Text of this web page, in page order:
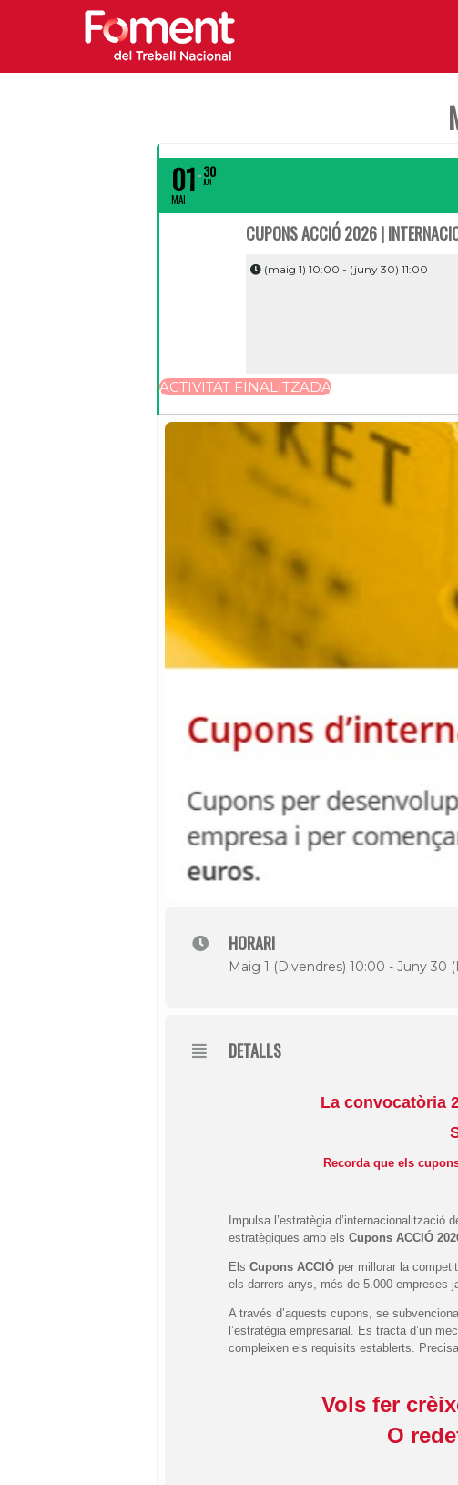
01
MAI
30
JUN
CUPONS ACCIÓ 2026 |
(maig 1) 10:00 - (juny 30) 11:00
ACTIVITAT FINALITZADA
HORARI
Maig 1 (Divendres) 10:00 - Juny 30
DETALLS
La convocatòria
Recorda que els
Impulsa l’estratègia
estratègiques amb els Cupons ACCIÓ
Els Cupons ACCIÓ per millorar la
els darrers anys, més de 5.000 empreses
A través d’aquests cupons, se
l’estratègia empresarial. Es tracta d’un
compleixen els requisits establerts.
Vols fer
O